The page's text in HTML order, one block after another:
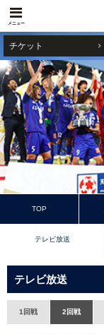
メニュー
チケット
TOP
テレビ放送
テレビ放送
1回戦 2回戦